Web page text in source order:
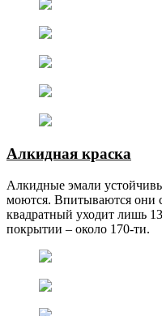
Алкидная краска
Алкидные эмали
моются. Впитываются они
квадратный уходит лишь
покрытии – около 170-ти.